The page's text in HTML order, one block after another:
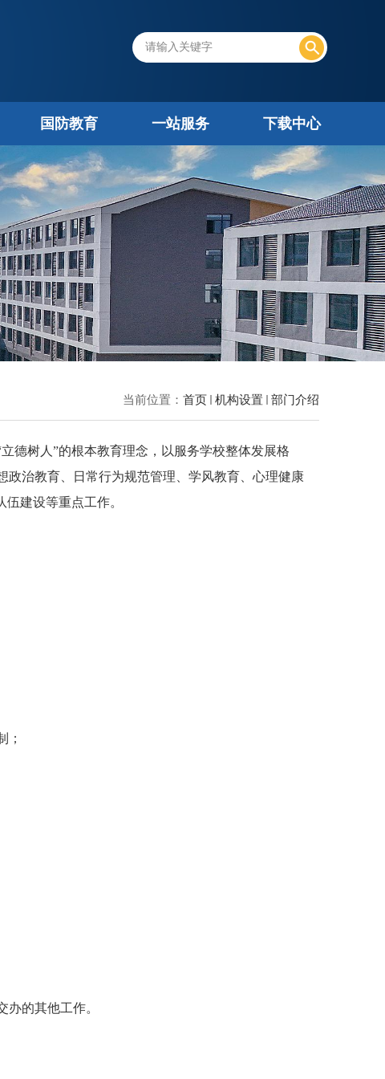
国防教育 一站服务 下载中心
当前位置： 首页 机构设置 部门介绍
德树人”的根本教育理念，以服务学校整体发展格
政治教育、日常行为规范管理、学风教育、心理健康
建设等重点工作。
；
的其他工作。